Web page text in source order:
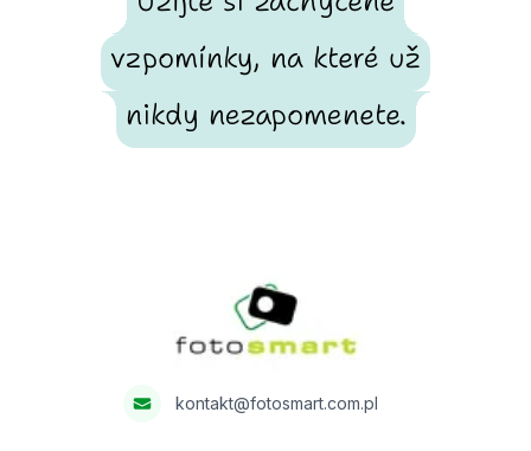
vzpomínky, na které už
nikdy nezapomenete.
kontakt@fotosmart.com.pl